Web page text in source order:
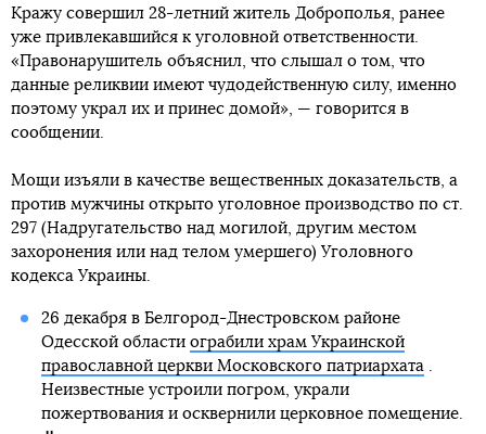
Кражу совершил 28-летний житель Доброполья, ранее
уже привлекавшийся к уголовной ответственности.
«Правонарушитель объяснил, что слышал о том, что
данные реликвии имеют чудодейственную силу, именно
поэтому украл их и принес домой», — говорится в
сообщении.
Мощи изъяли в качестве вещественных доказательств, а
против мужчины открыто уголовное производство по ст.
297 (Надругательство над могилой, другим местом
захоронения или над телом умершего) Уголовного
кодекса Украины.
26 декабря в Белгород-Днестровском районе
Одесской области ограбили храм Украинской
православной церкви Московского патриархата.
Неизвестные устроили погром, украли
пожертвования и осквернили церковное помещение.